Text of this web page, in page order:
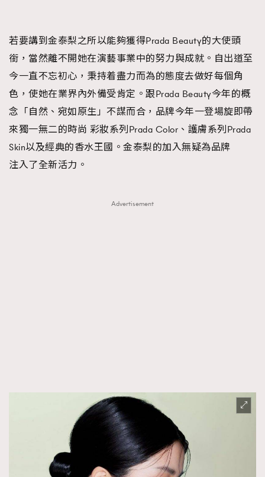
若要講到金泰梨之所以能夠獲得Prada Beauty的大使頭
銜，當然離不開她在演藝事業中的努力與成就。自出道至
今一直不忘初心，秉持着盡力而為的態度去做好每個角
色，使她在業界內外備受肯定。跟Prada Beauty今年的概
念「自然、宛如原生」不謀而合，品牌今年一登場旋即帶
來獨一無二的時尚 彩妝系列Prada Color、護膚系列Prada
Skin以及經典的香水王國。金泰梨的加入無疑為品牌
注入了全新活力。
Advertisement